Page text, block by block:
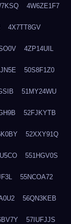
4W6ZE1F7
4X7TT8GV
4ZP14UIL
50S8F1Z0
51MY24WU
52FJKYTB
52XXY91Q
551HGV0S
55NCOA72
56QN3KEB
57IUFJJS